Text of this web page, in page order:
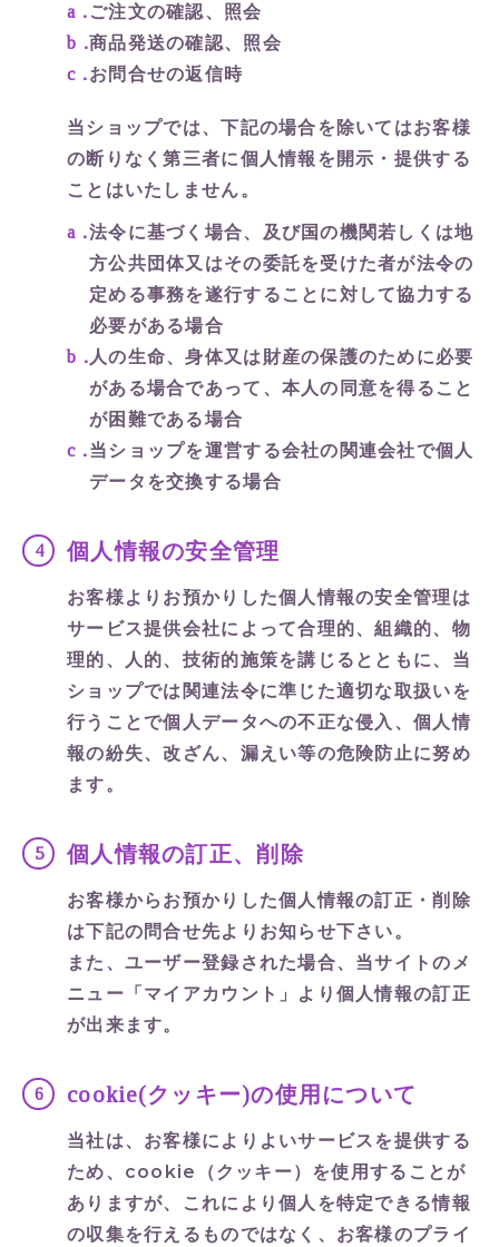
コンセプト Concept
商品紹介 Items
How to bath
ご注文の確認、照会
商品発送の確認、照会
お問合せの返信時
当ショップでは、下記の場合を除いてはお客様
の断りなく第三者に個人情報を開示・提供する
ことはいたしません。
法令に基づく場合、及び国の機関若しくは地
方公共団体又はその委託を受けた者が法令の
定める事務を遂行することに対して協力する
必要がある場合
人の生命、身体又は財産の保護のために必要
がある場合であって、本人の同意を得ること
が困難である場合
当ショップを運営する会社の関連会社で個人
データを交換する場合
個人情報の安全管理
お客様よりお預かりした個人情報の安全管理は
サービス提供会社によって合理的、組織的、物
理的、人的、技術的施策を講じるとともに、当
ショップでは関連法令に準じた適切な取扱いを
行うことで個人データへの不正な侵入、個人情
報の紛失、改ざん、漏えい等の危険防止に努め
ます。
個人情報の訂正、削除
お客様からお預かりした個人情報の訂正・削除
は下記の問合せ先よりお知らせ下さい。
また、ユーザー登録された場合、当サイトのメ
ニュー「マイアカウント」より個人情報の訂正
が出来ます。
cookie(クッキー)の使用について
当社は、お客様によりよいサービスを提供する
ため、cookie（クッキー）を使用することが
ありますが、これにより個人を特定できる情報
の収集を行えるものではなく、お客様のプライ